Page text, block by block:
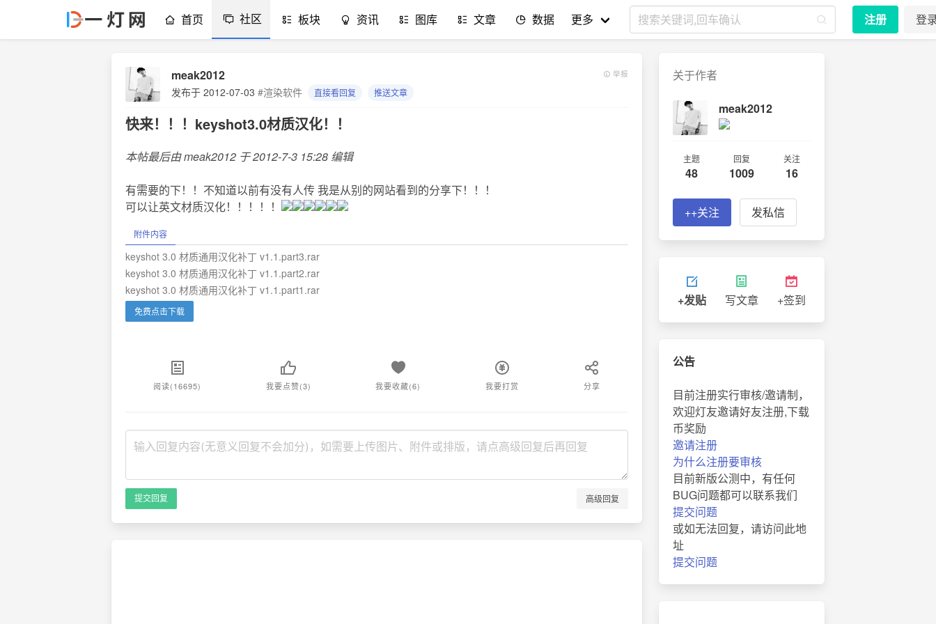
首页 社区 板块 资讯 图库 文章 数据 更多 注册 登
meak2012
发布于 2012-07-03 #渲染软件 直接看回复 推送文章
举报
快来！！！keyshot3.0材质汉化！！
本帖最后由 meak2012 于 2012-7-3 15:28 编辑
有需要的下！！不知道以前有没有人传 我是从别的网站看到的分享下！！！
可以让英文材质汉化！！！！！
附件内容
keyshot 3.0 材质通用汉化补丁 v1.1.part3.rar
keyshot 3.0 材质通用汉化补丁 v1.1.part2.rar
keyshot 3.0 材质通用汉化补丁 v1.1.part1.rar
免费点击下载
阅读(16695) 我要点赞(3) 我要收藏(6) 我要打赏 分享
提交回复 高级回复
关于作者
meak2012
主题
48
回复
1009
关注
16
++关注 发私信
+发贴 写文章 +签到
公告
目前注册实行审核/邀请制，
欢迎灯友邀请好友注册,下载
币奖励
邀请注册
为什么注册要审核
目前新版公测中，有任何
BUG问题都可以联系我们
提交问题
或如无法回复，请访问此地
址
提交问题